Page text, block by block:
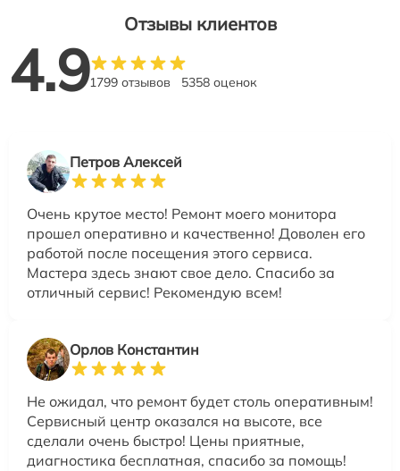
Отзывы клиентов
4.91799 отзывов 5358 оценок
Петров Алексей
Очень крутое место! Ремонт моего монитора
прошел оперативно и качественно! Доволен его
работой после посещения этого сервиса.
Мастера здесь знают свое дело. Спасибо за
отличный сервис! Рекомендую всем!
Орлов Константин
Не ожидал, что ремонт будет столь оперативным!
Сервисный центр оказался на высоте, все
сделали очень быстро! Цены приятные,
диагностика бесплатная, спасибо за помощь!